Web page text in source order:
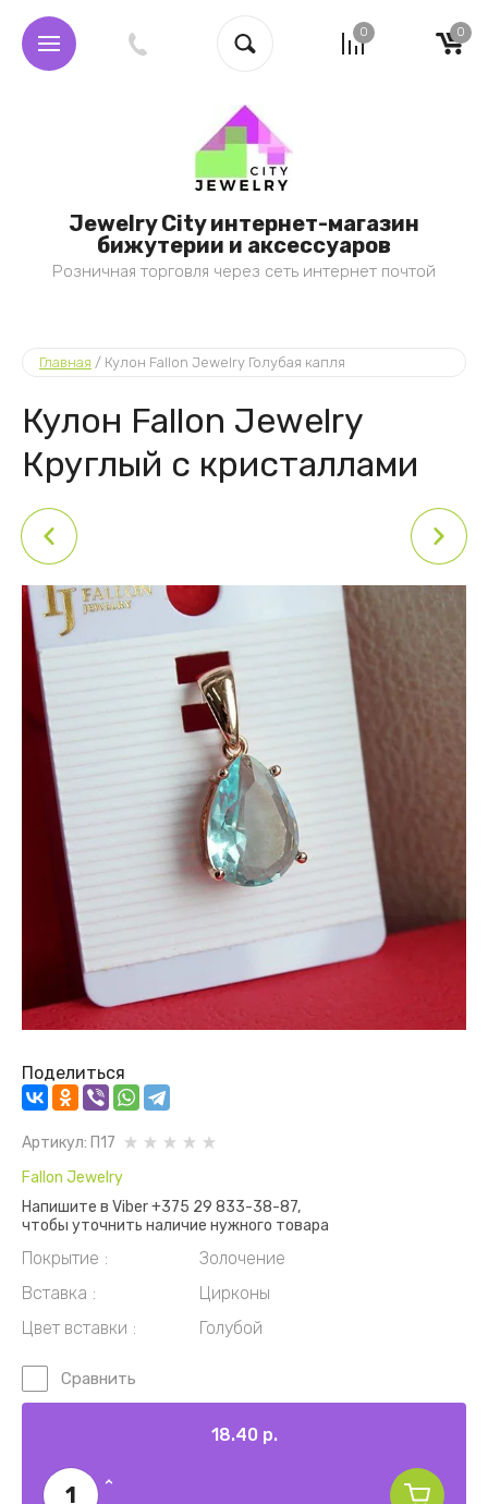
0 0
Jewelry City интернет-магазин
бижутерии и аксессуаров
Розничная торговля через сеть интернет почтой
Главная / Кулон Fallon Jewelry Голубая капля
Кулон Fallon Jewelry
Круглый с кристаллами
Поделиться
Артикул: П17
Fallon Jewelry
Напишите в Viber +375 29 833-38-87,
чтобы уточнить наличие нужного товара
Покрытие
Золочение
Вставка
Цирконы
Цвет вставки
Голубой
Сравнить
18.40 р.